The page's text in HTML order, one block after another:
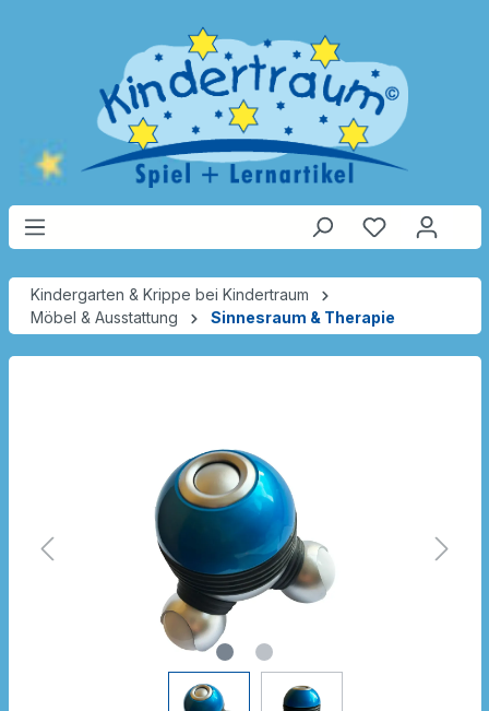
Kindergarten & Krippe bei Kindertraum
Möbel & Ausstattung
Sinnesraum & Therapie